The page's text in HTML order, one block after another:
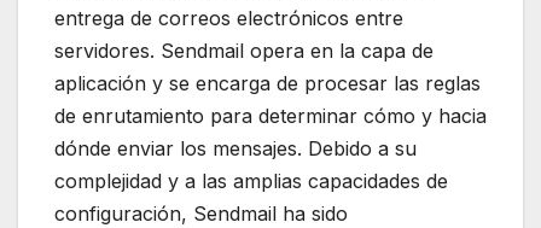
entrega de correos electrónicos entre
servidores. Sendmail opera en la capa de
aplicación y se encarga de procesar las reglas
de enrutamiento para determinar cómo y hacia
dónde enviar los mensajes. Debido a su
complejidad y a las amplias capacidades de
configuración, Sendmail ha sido